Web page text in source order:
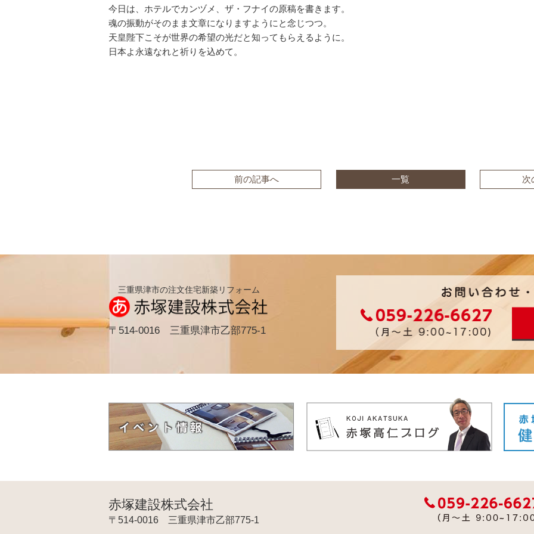
今日は、ホテルでカンヅメ、ザ・フナイの原稿を書きます。
魂の振動がそのまま文章になりますようにと念じつつ。
天皇陛下こそが世界の希望の光だと知ってもらえるように。
日本よ永遠なれと祈りを込めて。
前の記事へ 一覧 次
三重県津市の注文住宅新築リフォーム
〒514-0016 三重県津市乙部775-1
赤塚建設株式会社
〒514-0016 三重県津市乙部775-1